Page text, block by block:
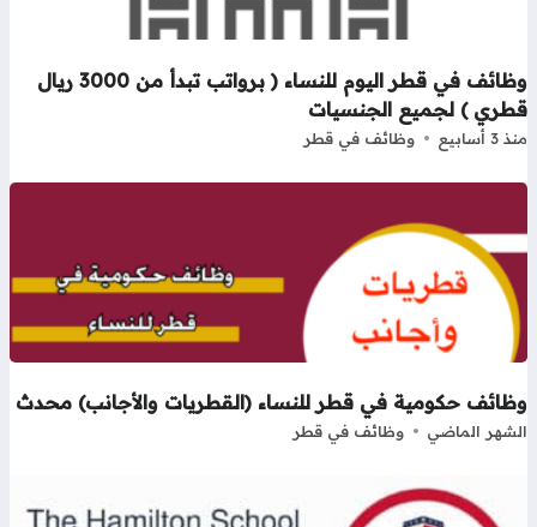
وظائف في قطر اليوم للنساء ( برواتب تبدأ من 3000 ريال
) لجميع الجنسيات
أسابيع وظائف في قطر
حكومية في قطر للنساء (القطريات والأجانب) محدث
الماضي وظائف في قطر